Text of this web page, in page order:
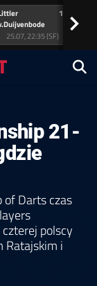
17
25.07, 22:35 (SF)
>
21-
Darts czas
polscy
Ratajskim i